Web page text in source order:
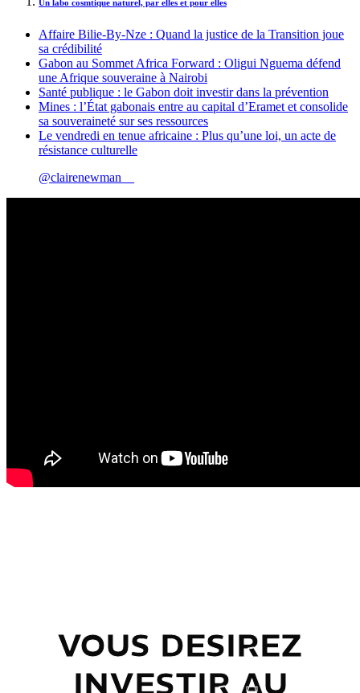
Un labo cosmtique naturel, par elles et pour elles
Affaire Bilie-By-Nze : Quand la justice de la Transition joue
sa crédibilité
Gabon au Sommet Africa Forward : Oligui Nguema défend
une Afrique souveraine à Nairobi
Santé publique : le Gabon doit investir dans la prévention
Mines : l’État gabonais entre au capital d’Eramet et consolide
sa souveraineté sur ses ressources
Le vendredi en tenue africaine : Plus qu’une loi, un acte de
résistance culturelle
@clairenewman__
VOUS DESIREZ
INVESTIR AU